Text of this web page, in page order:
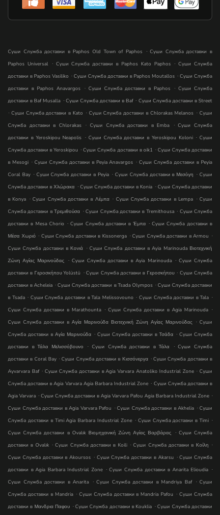
Суши Служба доставки в Paphos Old Town of Paphos . Суши Служба доставки в
Paphos Universal . Суши Служба доставки в Paphos Kato Paphos . Суши Служба
доставки в Paphos Vasiliko . Суши Служба доставки в Paphos Moutallos . Суши Служба
доставки в Paphos Anavargos . Суши Служба доставки в Paphos . Суши Служба
доставки в Baf Musalla . Суши Служба доставки в Baf . Суши Служба доставки в Street
. Суши Служба доставки в Kato . Суши Служба доставки в Chlorakas Melanos . Суши
Служба доставки в Chlorakas
. Суши Служба доставки в Emba . Суши Служба
доставки в Yeroskipou Neapolis . Суши Служба доставки в Yeroskipou Koloni . Суши
Служба доставки в Yeroskipou . Суши Служба доставки в oik1 . Суши Служба доставки
в Mesogi . Суши Служба доставки в Peyia Anavargos . Суши Служба доставки в Peyia
Coral Bay . Суши Служба доставки в Peyia . Суши Служба доставки в Μεσόγη . Суши
Служба доставки в Χλώρακα . Суши Служба доставки в Konia . Суши Служба доставки
в Konya . Суши Служба доставки в Λέμπα . Суши Служба доставки в Lempa . Суши
Служба доставки в Τρεμιθούσα . Суши Служба доставки в Tremithousa . Суши Служба
доставки в Mesa Chorio . Суши Служба доставки в Έμπα . Суши Служба доставки в
Μέσα Χωριό . Суши Служба доставки в Kissonerga . Суши Служба доставки в Armou .
Суши Служба доставки в Κονιά . Суши Служба доставки в Ayia Marinouda Βιοτεχνική
Ζώνη Αγίας Μαρινούδας . Суши Служба доставки в Ayia Marinouda . Суши Служба
доставки в Γεροσκήπου Yolüstü . Суши Служба доставки в Γεροσκήπου . Суши Служба
доставки в Acheleia . Суши Служба доставки в Tsada Olympos . Суши Служба доставки
в Tsada . Суши Служба доставки в Tala Melissovouno . Суши Служба доставки в Tala .
Суши Служба доставки в Marathounta . Суши Служба доставки в Agia Marinouda .
Суши Служба доставки в Αγία Μαρινούδα Βιοτεχνική Ζώνη Αγίας Μαρινούδας . Суши
Служба доставки в Αγία Μαρινούδα . Суши Служба доставки в Τσάδα . Суши Служба
доставки в Τάλα Μελισσόβουνο
. Суши Служба доставки в Τάλα . Суши Служба
доставки в Coral Bay . Суши Служба доставки в Κισσόνεργα . Суши Служба доставки в
Ayvarvara Baf . Суши Служба доставки в Agia Varvara Anatoliko Industrial Zone . Суши
Служба доставки в Agia Varvara Agia Barbara Industrial Zone . Суши Служба доставки в
Agia Varvara . Суши Служба доставки в Agia Varvara Pafou Agia Barbara Industrial Zone .
Суши Служба доставки в Agia Varvara Pafou . Суши Служба доставки в Akhelia . Суши
Служба доставки в Timi Agia Barbara Industrial Zone . Суши Служба доставки в Timi .
Суши Служба доставки в Ovalık Βιομηχανική Ζώνη Αγίας Βαρβάρας . Суши Служба
доставки в Ovalık . Суши Служба доставки в Koili . Суши Служба доставки в Κοίλη .
Суши Служба доставки в Akoursos . Суши Служба доставки в Akarsu . Суши Служба
доставки в Agia Barbara Industrial Zone . Суши Служба доставки в Anarita Elioudia .
Суши Служба доставки в Anarita . Суши Служба доставки в Mandri̇ya Baf . Суши
Служба доставки в Mandria . Суши Служба доставки в Mandria Pafou . Суши Служба
доставки в Μανδρια Παφου . Суши Служба доставки в Kouklia . Суши Служба доставки